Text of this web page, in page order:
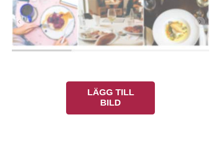
LÄGG TILL
BILD